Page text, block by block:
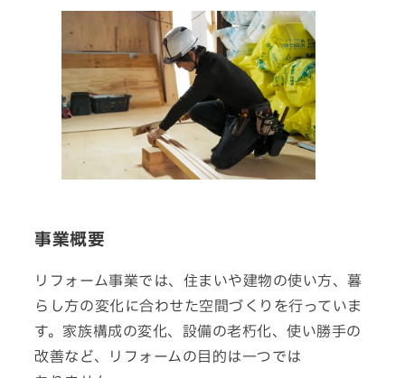
事業概要
リフォーム事業では、住まいや建物の使い方、暮
らし方の変化に合わせた空間づくりを行っていま
す。家族構成の変化、設備の老朽化、使い勝手の
改善など、リフォームの目的は一つでは